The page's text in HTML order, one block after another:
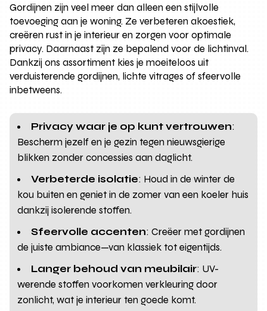
Gordijnen zijn veel meer dan alleen een stijlvolle
toevoeging aan je woning. Ze verbeteren akoestiek,
creëren rust in je interieur en zorgen voor optimale
privacy. Daarnaast zijn ze bepalend voor de lichtinval.
Dankzij ons assortiment kies je moeiteloos uit
verduisterende gordijnen, lichte vitrages of sfeervolle
inbetweens.
Privacy waar je op kunt vertrouwen:
Bescherm jezelf en je gezin tegen nieuwsgierige
blikken zonder concessies aan daglicht.
Verbeterde isolatie: Houd in de winter de
kou buiten en geniet in de zomer van een koeler huis
dankzij isolerende stoffen.
Sfeervolle accenten: Creëer met gordijnen
de juiste ambiance—van klassiek tot eigentijds.
Langer behoud van meubilair: UV-
werende stoffen voorkomen verkleuring door
zonlicht, wat je interieur ten goede komt.